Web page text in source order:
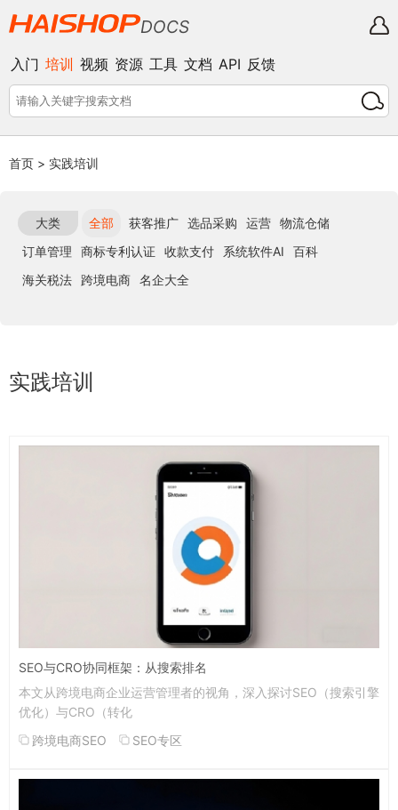
DOCS
入门 培训 视频 资源 工具 文档 API 反馈
首页 > 实践培训
大类 全部 获客推广 选品采购 运营 物流仓储
订单管理
商标专利认证 收款支付 系统软件AI
百科
海关税法 跨境电商 名企大全
实践培训
SEO与CRO协同框架：从搜索排名
本文从跨境电商企业运营管理者的视角，深入探讨SEO（搜索引擎
优化）与CRO（转化
跨境电商SEO
SEO专区